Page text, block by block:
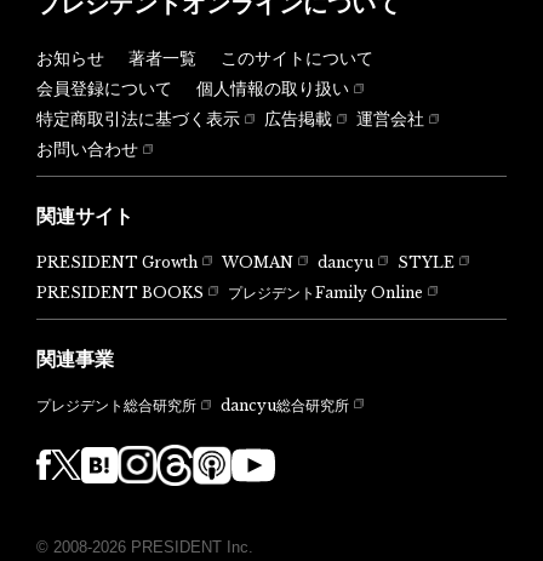
お知らせ 著者一覧
このサイトについて
会員登録について
個人情報の取り扱い
特定商取引法に基づく表示
広告掲載
運営会社
お問い合わせ
関連サイト
PRESIDENT Growth WOMAN dancyu
STYLE
PRESIDENT BOOKS
プレジデントFamily Online
関連事業
プレジデント総合研究所 dancyu総合研究所
© 2008-2026 PRESIDENT Inc.